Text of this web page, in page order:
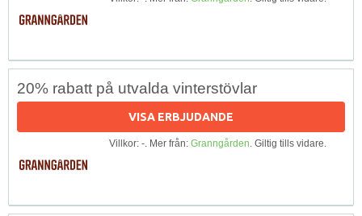
20% rabatt på utvalda vinterstövlar
VISA ERBJUDANDE
Villkor: -. Mer från: Granngården. Giltig tills vidare.